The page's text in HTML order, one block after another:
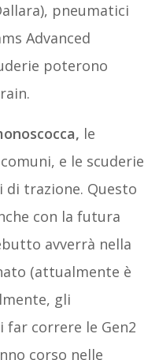
pneumatici
Advanced
poterono
le
e le scuderie
trazione. Questo
con la futura
avverrà nella
(attualmente è
gli
far correre le Gen2
corso nelle